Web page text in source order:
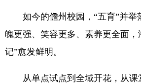
如今的儋州校园，“五育”并举
魄更强、笑容更多、素养更全面，
记”愈发鲜明。
从单点试点到全域开花，从课